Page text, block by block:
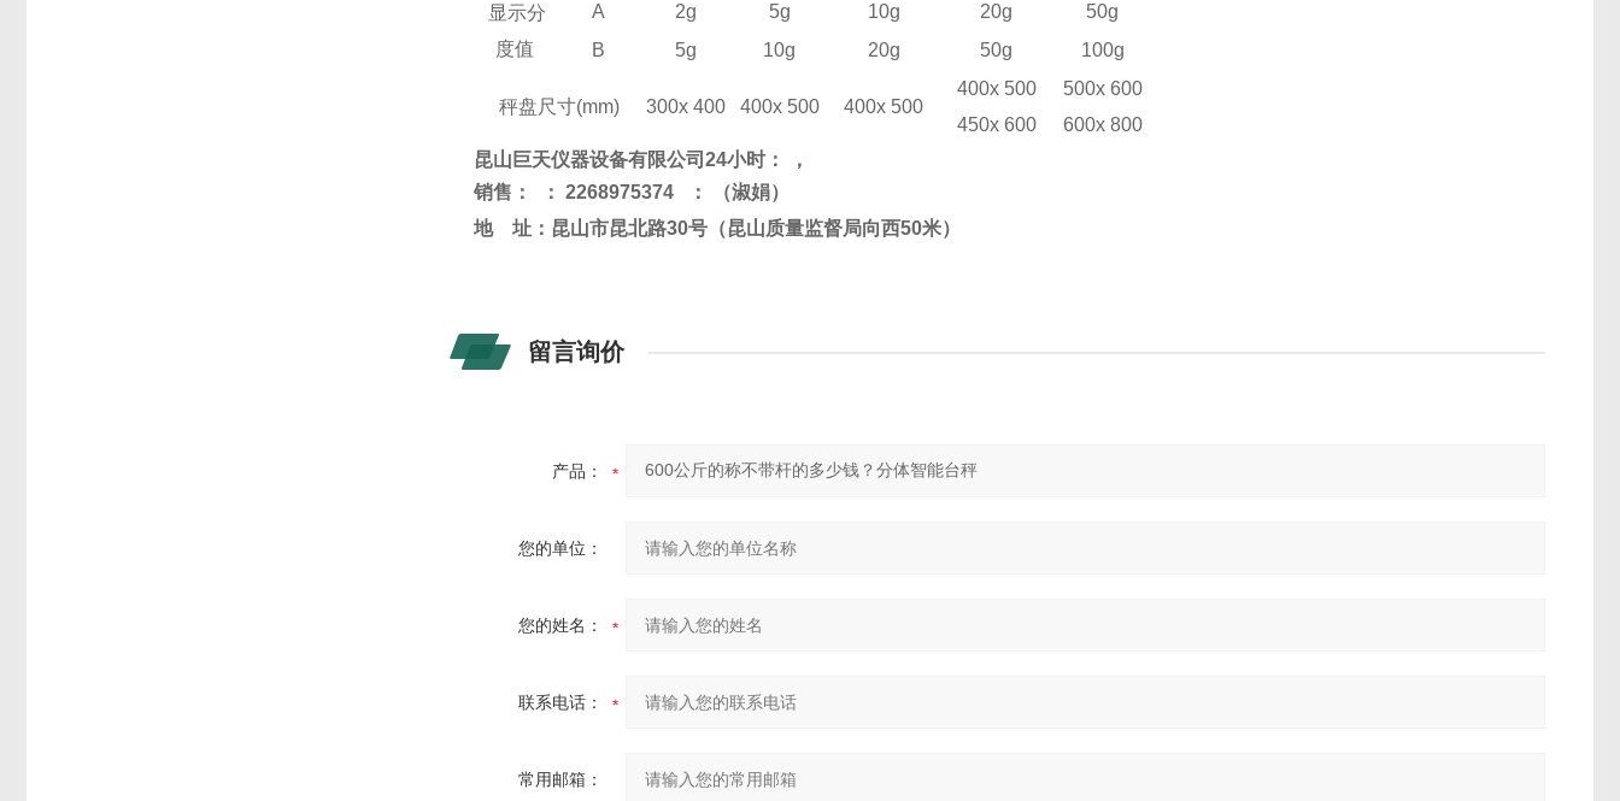
显示分
度值
A 2g 5g 10g 20g
50g
B
5g 10g 20g 50g 100g
秤盘尺寸(mm) 300x 400 400x 500 400x 500
400x 500
450x 600
500x 600
600x 800
昆山巨天仪器设备有限公司24小时： ，
销售：
：2268975374 ：
（淑娟）
地 址：昆山市昆北路30号（昆山质量监督局向西50米）
留言询价
产品：
您的单位：
您的姓名：
联系电话：
常用邮箱：